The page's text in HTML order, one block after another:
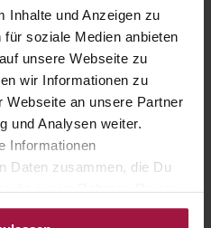
Inhalte und Anzeigen zu
soziale Medien anbieten
unsere Webseite zu
wir Informationen zu
Webseite an unsere Partner
und Analysen weiter.
Informationen
Daten zusammen, die Du
die sie im Rahmen Deiner
haben.
Schmerzgel forte
g
€ / kg
und Details
1, 3
Dolo 25mg Tablette
gegen R
20 St.
€ / St.
und Details